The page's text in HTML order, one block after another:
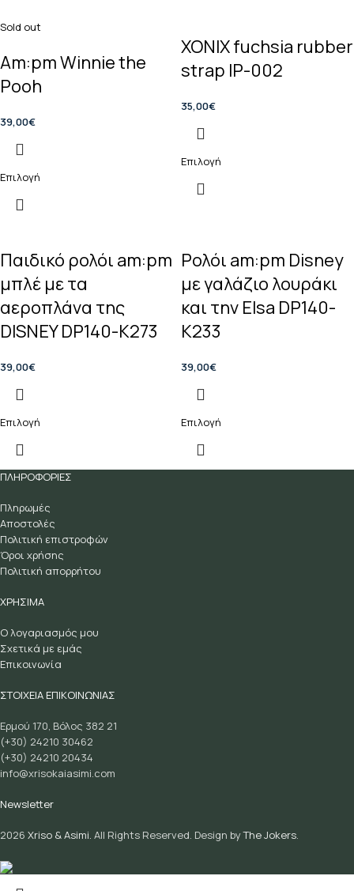
Sold out
Am:pm Winnie the
Pooh
39,00€
Επιλογή
XONIX fuchsia rubber
strap IP-002
35,00€
Επιλογή
Παιδικό ρολόι am:pm
μπλέ με τα
αεροπλάνα της
DISNEY DP140-K273
39,00€
Επιλογή
Ρολόι am:pm Disney
με γαλάζιο λουράκι
και την Elsa DP140-
K233
39,00€
Επιλογή
ΠΛΗΡΟΦΟΡΙΕΣ
Πληρωμές
Αποστολές
Πολιτική επιστροφών
Όροι χρήσης
Πολιτική απορρήτου
ΧΡΗΣΙΜΑ
Ο λογαριασμός μου
Σχετικά με εμάς
Επικοινωνία
ΣΤΟΙΧΕΙΑ ΕΠΙΚΟΙΝΩΝΙΑΣ
Ερμού 170, Βόλος 382 21
(+30) 24210 30462
(+30) 24210 20434
info@xrisokaiasimi.com
Newsletter
2026 Xriso & Asimi. All Rights Reserved. Design byThe Jokers.